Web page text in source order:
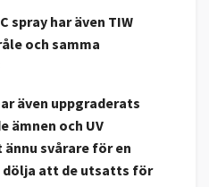
spray har även TIW
och samma
även uppgraderats
ämnen och UV
svårare för en
att de utsatts för